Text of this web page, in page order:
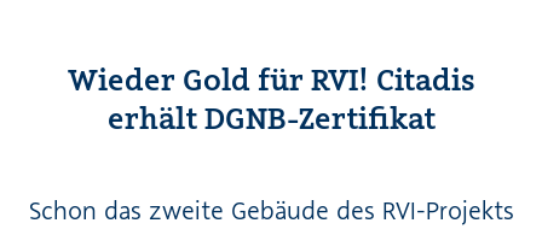
Wieder Gold für RVI! Citadis
erhält DGNB-Zertifikat
Schon das zweite Gebäude des RVI-Projekts